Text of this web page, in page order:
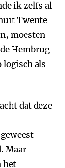
ik zelfs al
Twente
moesten
Hembrug
logisch als
dat deze
Maar
het